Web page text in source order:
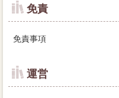
免責
免責事項
運営